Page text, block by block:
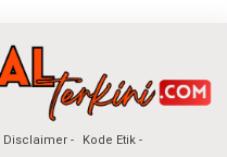
Disclaimer
Kode Etik